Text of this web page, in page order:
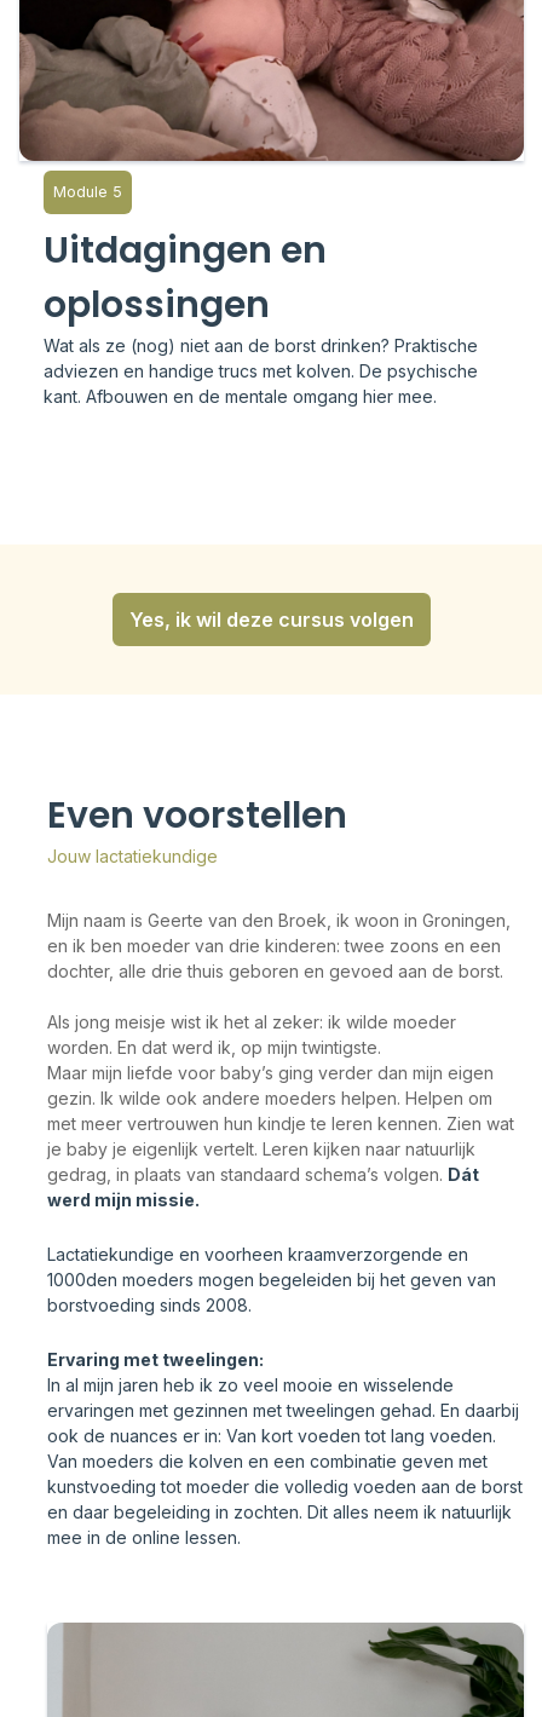
Module 5
Uitdagingen en
oplossingen
Wat als ze (nog) niet aan de borst drinken? Praktische
adviezen en handige trucs met kolven. De psychische
kant. Afbouwen en de mentale omgang hier mee.
Yes, ik wil deze cursus volgen
Even voorstellen
Jouw lactatiekundige
Mijn naam is Geerte van den Broek, ik woon in Groningen,
en ik ben moeder van drie kinderen: twee zoons en een
dochter, alle drie thuis geboren en gevoed aan de borst.
Als jong meisje wist ik het al zeker: ik wilde moeder
worden. En dat werd ik, op mijn twintigste.
Maar mijn liefde voor baby’s ging verder dan mijn eigen
gezin. Ik wilde ook andere moeders helpen. Helpen om
met meer vertrouwen hun kindje te leren kennen. Zien wat
je baby je eigenlijk vertelt. Leren kijken naar natuurlijk
gedrag, in plaats van standaard schema’s volgen. Dát
werd mijn missie.
Lactatiekundige en voorheen kraamverzorgende en
1000den moeders mogen begeleiden bij het geven van
borstvoeding sinds 2008.
Ervaring met tweelingen:
In al mijn jaren heb ik zo veel mooie en wisselende
ervaringen met gezinnen met tweelingen gehad. En daarbij
ook de nuances er in: Van kort voeden tot lang voeden.
Van moeders die kolven en een combinatie geven met
kunstvoeding tot moeder die volledig voeden aan de borst
en daar begeleiding in zochten. Dit alles neem ik natuurlijk
mee in de online lessen.